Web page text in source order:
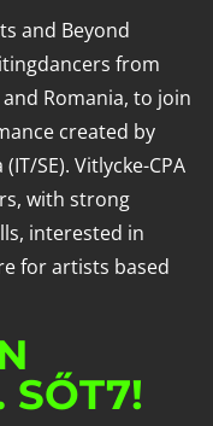
and Beyond
from
Romania, to join
created by
SE). Vitlycke-CPA
with strong
interested in
for artists based
SŐT7!